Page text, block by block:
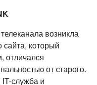
возникла
сайта, который
отличался
от старого.
служба и